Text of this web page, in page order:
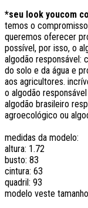
*seu look youcom
temos o
queremos oferecer
possível, por isso, o
algodão responsável:
do solo e da água e
aos agricultores.
o algodão
algodão brasileiro
agroecológico ou
medidas da modelo:
altura: 1.72
busto: 83
cintura: 63
quadril: 93
modelo veste